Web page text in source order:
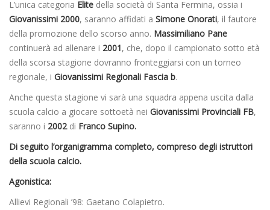
L’unica categoria Elite della società di Santa Fermina, ossia i
Giovanissimi 2000, saranno affidati a Simone Onorati, il fautore
della promozione dello scorso anno. Massimiliano Pane
continuerà ad allenare i 2001, che, dopo il campionato sotto età
della scorsa stagione dovranno fronteggiarsi con un torneo
regionale, i Giovanissimi Regionali Fascia b.
Anche questa stagione vi sarà una squadra appena uscita dalla
scuola calcio a giocare sottoetà nei Giovanissimi Provinciali FB,
saranno i 2002di Franco Supino.
Di seguito l’organigramma completo, compreso degli istruttori
della scuola calcio.
Agonistica:
Allievi Regionali ’98: Gaetano Colapietro.